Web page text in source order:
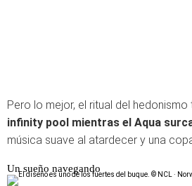
Pero lo mejor, el ritual del hedonismo
infinity pool mientras el Aqua
música suave al atardecer y una
Un sueño navegando